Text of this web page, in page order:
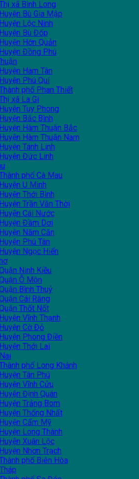
xã Bình Long
Huyện Bù Gia Mập
Huyện Lộc Ninh
Huyện Bù Đốp
Huyện Hớn Quản
Huyện Đồng Phú
Huyện Hàm Tân
Huyện Phú Quí
phố Phan Thiết
xã La Gi
Huyện Tuy Phong
Huyện Bắc Bình
Huyện Hàm Thuận Bắc
Huyện Hàm Thuận Nam
Huyện Tánh Linh
Huyện Đức Linh
phố Cà Mau
Huyện U Minh
Huyện Thới Bình
Huyện Trần Văn Thời
Huyện Cái Nước
Huyện Đầm Dơi
Huyện Năm Căn
Huyện Phú Tân
Huyện Ngọc Hiển
Ninh Kiều
Ô Môn
Bình Thuỷ
Cái Răng
Thốt Nốt
Huyện Vĩnh Thạnh
Huyện Cờ Đỏ
Huyện Phong Điền
Huyện Thới Lai
phố Long Khánh
Huyện Tân Phú
Huyện Vĩnh Cửu
Huyện Định Quán
Huyện Trảng Bom
Huyện Thống Nhất
Huyện Cẩm Mỹ
Huyện Long Thành
Huyện Xuân Lộc
Huyện Nhơn Trạch
phố Biên Hòa